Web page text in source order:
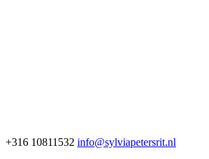
+316 10811532 info@sylviapetersrit.nl